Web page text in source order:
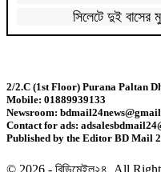
সিলেটে দুই বাসের
বগুড়ায় বাসচাপায়
জন্মসূত্রে মার্কিন
ট্রাম্প
2/2.C (1st Floor) Purana Paltan
Mobile: 01889939133
Newsroom:
Contact for ads:
Published by the Editor BD Mail